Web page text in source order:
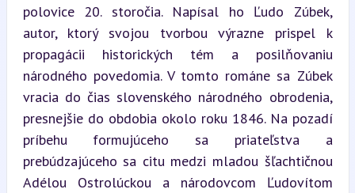
polovice 20. storočia. Napísal ho Ľudo Zúbek,
autor, ktorý svojou tvorbou výrazne prispel k
propagácii historických tém a posilňovaniu
národného povedomia. V tomto románe sa Zúbek
vracia do čias slovenského národného obrodenia,
presnejšie do obdobia okolo roku 1846. Na pozadí
príbehu formujúceho sa priateľstva a
prebúdzajúceho sa citu medzi mladou šľachtičnou
Adélou Ostrolúckou a národovcom Ľudovítom